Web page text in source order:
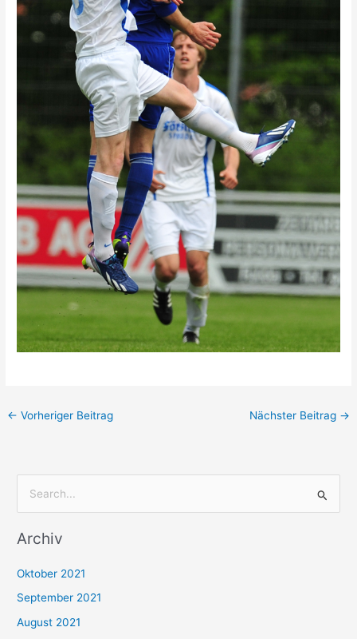
← Vorheriger Beitrag Nächster Beitrag →
c
n
n
Archiv
Oktober 2021
September 2021
August 2021